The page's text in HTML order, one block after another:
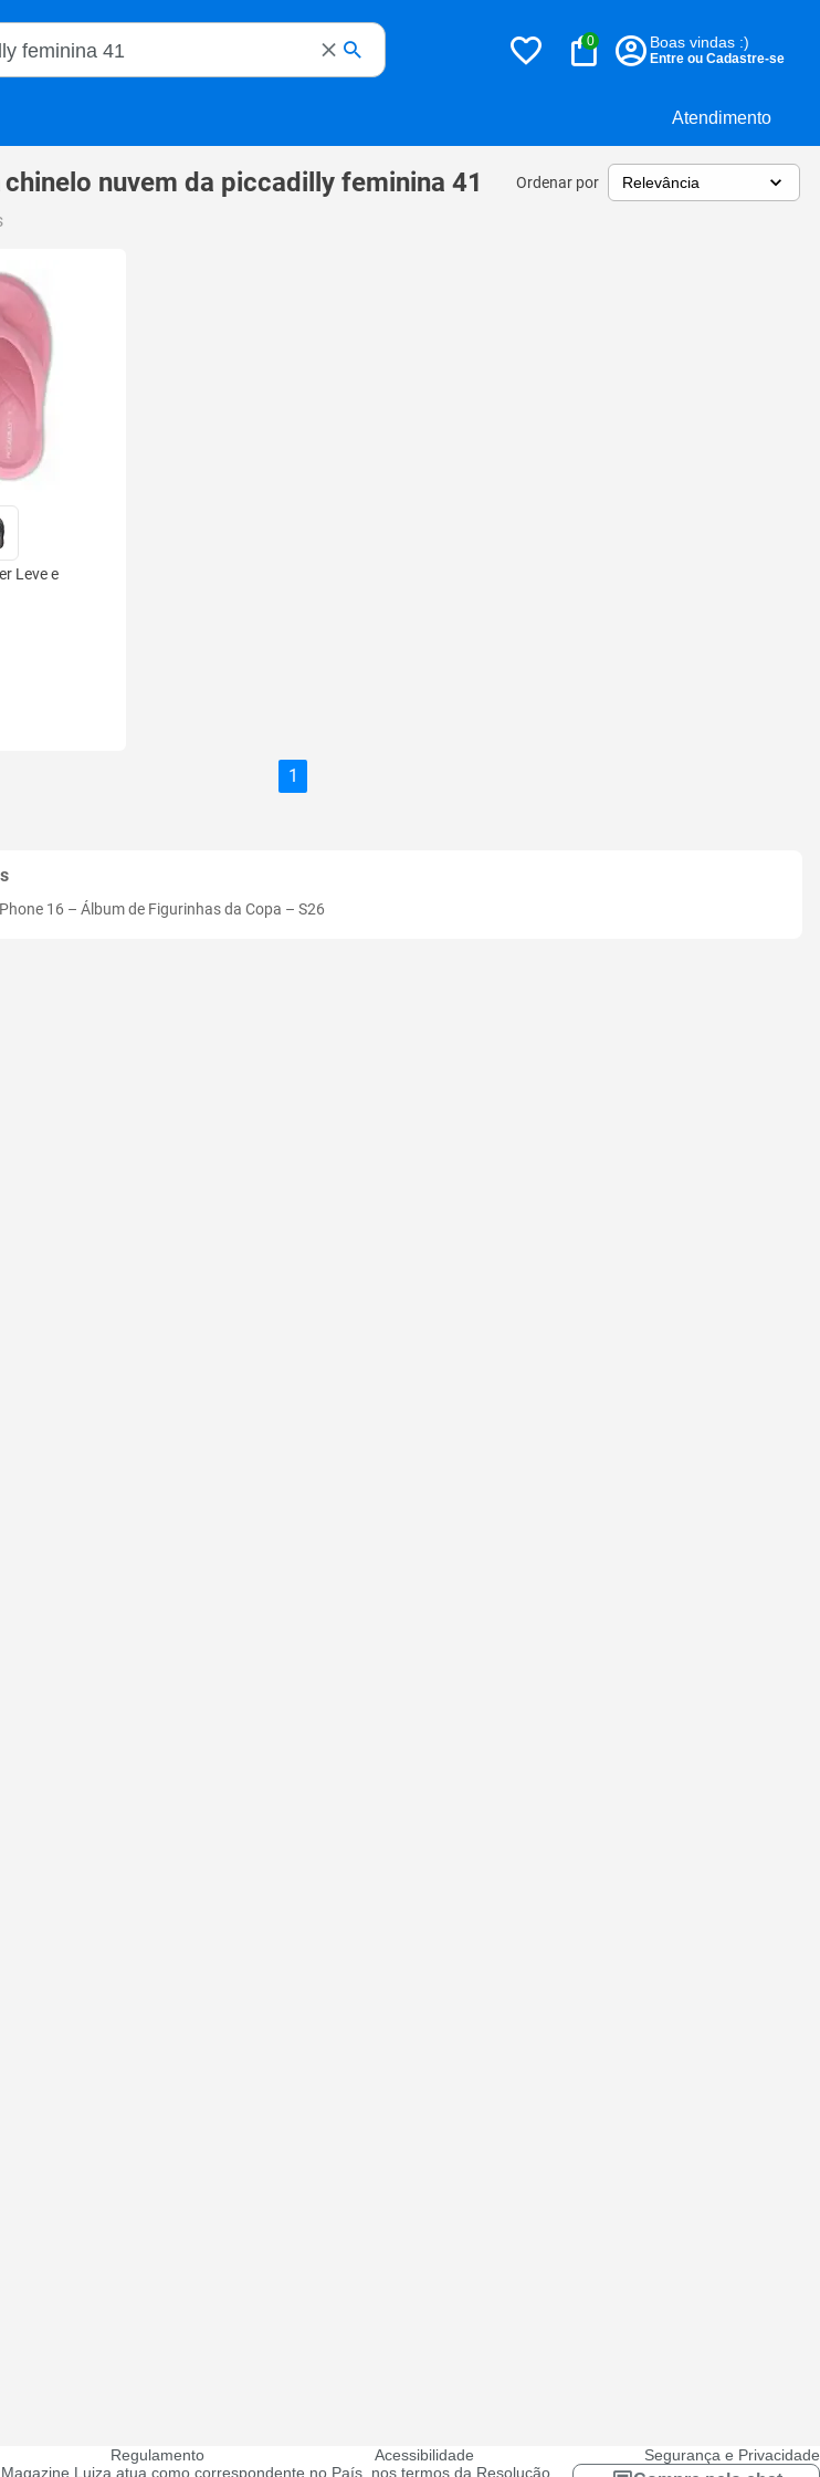
Atendimento
0 Boas vindas :)
Entre ou Cadastre-se
chinelo nuvem da piccadilly feminina 41 Ordenar por
Leve e
1
16 – Álbum de Figurinhas da Copa – S26
Regulamento Acessibilidade
Segurança e Privacidade
Luiza atua como correspondente no País, nos termos da Resolução